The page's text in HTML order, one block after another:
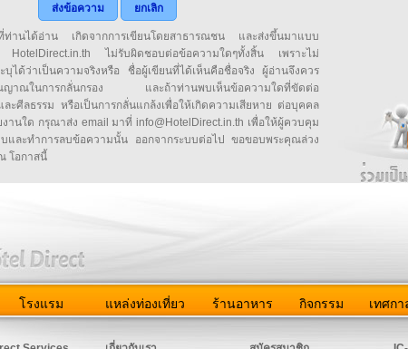
ส่งข้อความ
ยกเลิก
ท่านได้อ่าน เกิดจากการเขียนโดยสาธารณชน และส่งขึ้นมาแบบ
HotelDirect.in.th ไม่รับผิดชอบต่อข้อความใดๆทั้งสิ้น เพราะไม่
บุได้ว่าเป็นความจริงหรือ ชื่อผู้เขียนที่ได้เห็นคือชื่อจริง ผู้อ่านจึงควร
ญาณในการกลั่นกรอง และถ้าท่านพบเห็นข้อความใดที่ขัดต่อ
ะศีลธรรม หรือเป็นการกลั่นแกล้งเพื่อให้เกิดความเสียหาย ต่อบุคคล
านใด กรุณาส่ง email มาที่ info@HotelDirect.in.th เพื่อให้ผู้ควบคุม
บและทำการลบข้อความนั้น ออกจากระบบต่อไป ขอขอบพระคุณล่วง
โอกาสนี้
โรงแรม แหล่งท่องเที่ยว ร้านอาหาร กิจกรรม เทศกา